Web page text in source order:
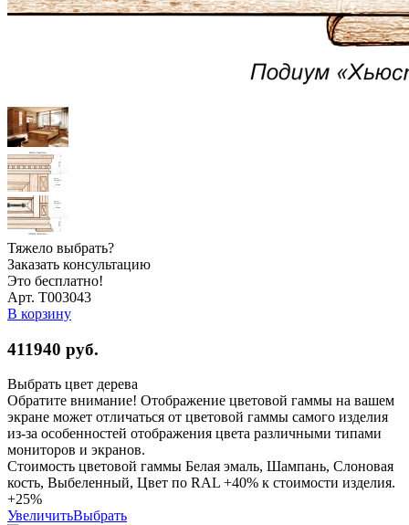
Тяжело выбрать?
Заказать консультацию
Это бесплатно!
Арт. Т003043
В корзину
411940 руб.
Выбрать цвет дерева
Обратите внимание! Отображение цветовой гаммы на вашем
экране может отличаться от цветовой гаммы самого изделия
из-за особенностей отображения цвета различными типами
мониторов и экранов.
Стоимость цветовой гаммы Белая эмаль, Шампань, Слоновая
кость, Выбеленный, Цвет по RAL +40% к стоимости изделия.
+25%
УвеличитьВыбрать